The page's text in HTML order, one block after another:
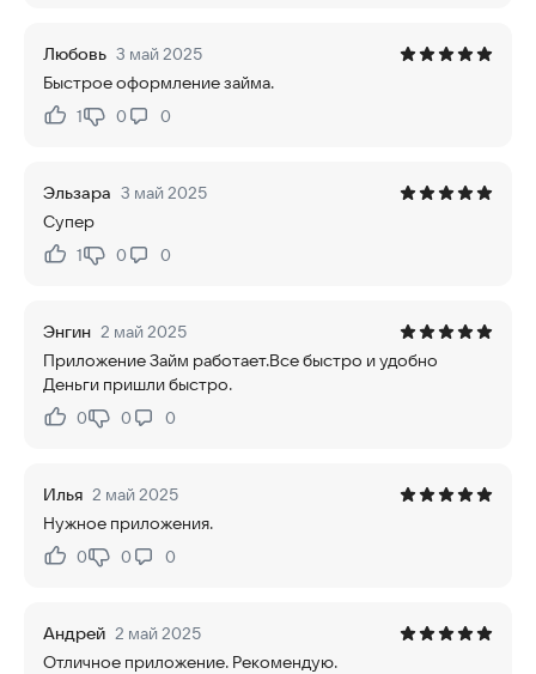
Любовь 3 май 2025
Быстрое оформление займа.
Нравится:
1Не нравится:
0 0
Эльзара 3 май 2025
Супер
Нравится:
1Не нравится:
0 0
Энгин 2 май 2025
Приложение Займ работает.Все быстро и удобно
Деньги пришли быстро.
Нравится:
0Не нравится:
0 0
Илья 2 май 2025
Нужное приложения.
Нравится:
0Не нравится:
0 0
Андрей 2 май 2025
Отличное приложение. Рекомендую.